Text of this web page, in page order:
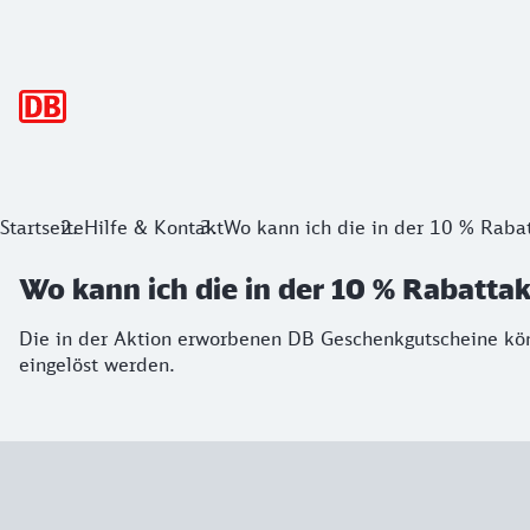
StartseiteHilfe & KontaktWo kann ich die in der 10 %
Wo kann ich die in der 10 %
Die in der Aktion erworbenen DB Geschenkgutscheine
eingelöst werden.